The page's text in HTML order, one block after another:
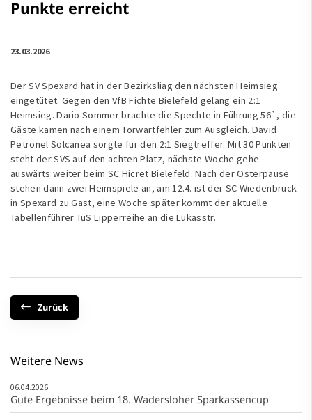
Punkte erreicht
23.03.2026
Der SV Spexard hat in der Bezirksliag den nächsten Heimsieg
eingetütet. Gegen den VfB Fichte Bielefeld gelang ein 2:1
Heimsieg. Dario Sommer brachte die Spechte in Führung 56`, die
Gäste kamen nach einem Torwartfehler zum Ausgleich. David
Petronel Solcanea sorgte für den 2:1 Siegtreffer. Mit 30 Punkten
steht der SVS auf den achten Platz, nächste Woche gehe
auswärts weiter beim SC Hicret Bielefeld. Nach der Osterpause
stehen dann zwei Heimspiele an, am 12.4. ist der SC Wiedenbrück
in Spexard zu Gast, eine Woche später kommt der aktuelle
Tabellenführer TuS Lipperreihe an die Lukasstr.
Zurück
Weitere News
06.04.2026
Gute Ergebnisse beim 18. Wadersloher Sparkassencup